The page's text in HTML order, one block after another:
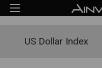
US Dollar Index